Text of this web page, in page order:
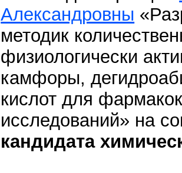
Александровны
методик
физиологически
камфоры,
кислот для
исследований» на
кандидата